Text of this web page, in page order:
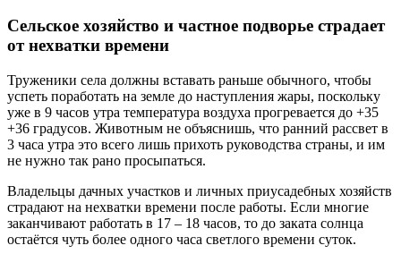
Сельское хозяйство и частное подворье страдает
от нехватки времени
Труженики села должны вставать раньше обычного, чтобы
успеть поработать на земле до наступления жары, поскольку
уже в 9 часов утра температура воздуха прогревается до +35
+36 градусов. Животным не объяснишь, что ранний рассвет в
3 часа утра это всего лишь прихоть руководства страны, и им
не нужно так рано просыпаться.
Владельцы дачных участков и личных приусадебных хозяйств
страдают на нехватки времени после работы. Если многие
заканчивают работать в 17 – 18 часов, то до заката солнца
остаётся чуть более одного часа светлого времени суток.